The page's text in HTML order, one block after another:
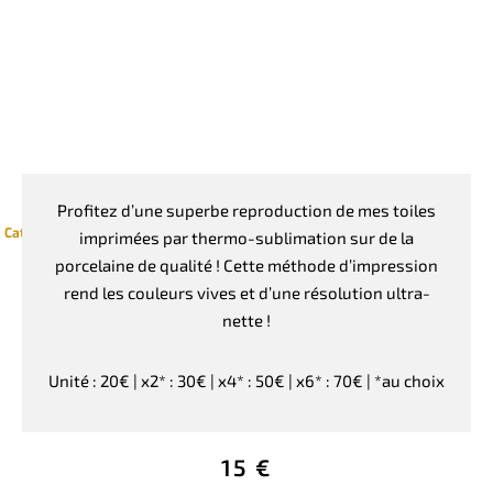
Catégories : Geometrie,Goodies,Mug en porcelaine
Profitez d’une superbe reproduction de mes toiles
imprimées par thermo-sublimation sur de la
porcelaine de qualité ! Cette méthode d’impression
rend les couleurs vives et d’une résolution ultra-
nette !
Unité : 20€ | x2* : 30€ | x4* : 50€ | x6* : 70€ | *au choix
15 €